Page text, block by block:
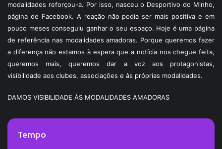
modalidades reforçou-a. Por isso, nasceu o Desportivo do Minho,
página de Facebook. A reação não podia ser mais positiva e em
pouco meses conseguiu ganhar o seu espaço. Hoje é uma página
de referência nas modalidades amadoras. Porque queremos fazer
a diferença não estamos à espera que a notícia nos chegue feita,
queremos mais, queremos dar a voz aos protagonistas,
visibilidade aos clubes, associações e às próprias modalidades.
DAMOS VISIBILIDADE ÀS MODALIDADES AMADORAS
Tempo